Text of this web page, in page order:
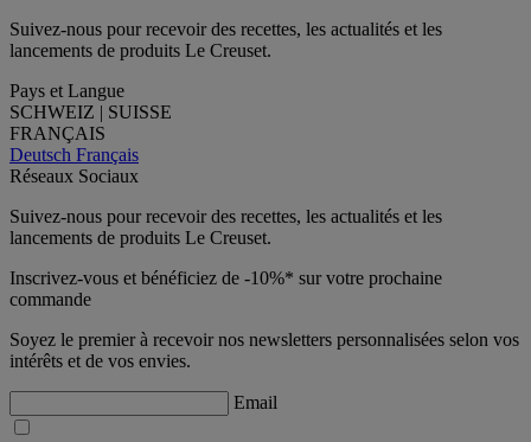
Suivez-nous pour recevoir des recettes, les actualités et les
lancements de produits Le Creuset.
Pays et Langue
SCHWEIZ | SUISSE
FRANÇAIS
Deutsch Français
Réseaux Sociaux
Suivez-nous pour recevoir des recettes, les actualités et les
lancements de produits Le Creuset.
Inscrivez-vous et bénéficiez de -10%* sur votre prochaine
commande
Soyez le premier à recevoir nos newsletters personnalisées selon vos
intérêts et de vos envies.
Email